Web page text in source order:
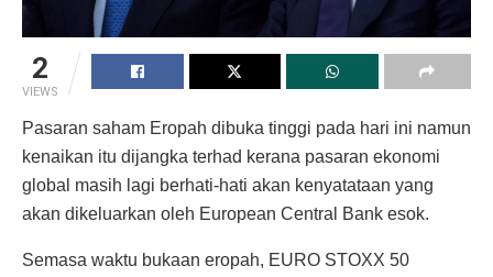
2
VIEWS
Pasaran saham Eropah dibuka tinggi pada hari ini namun
kenaikan itu dijangka terhad kerana pasaran ekonomi
global masih lagi berhati-hati akan kenyatataan yang
akan dikeluarkan oleh European Central Bank esok.
Semasa waktu bukaan eropah, EURO STOXX 50